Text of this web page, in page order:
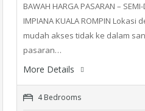
BAWAH HARGA PASARAN –
IMPIANA KUALA ROMPIN
mudah akses tidak ke dalam
pasaran…
More Details
4 Bedrooms